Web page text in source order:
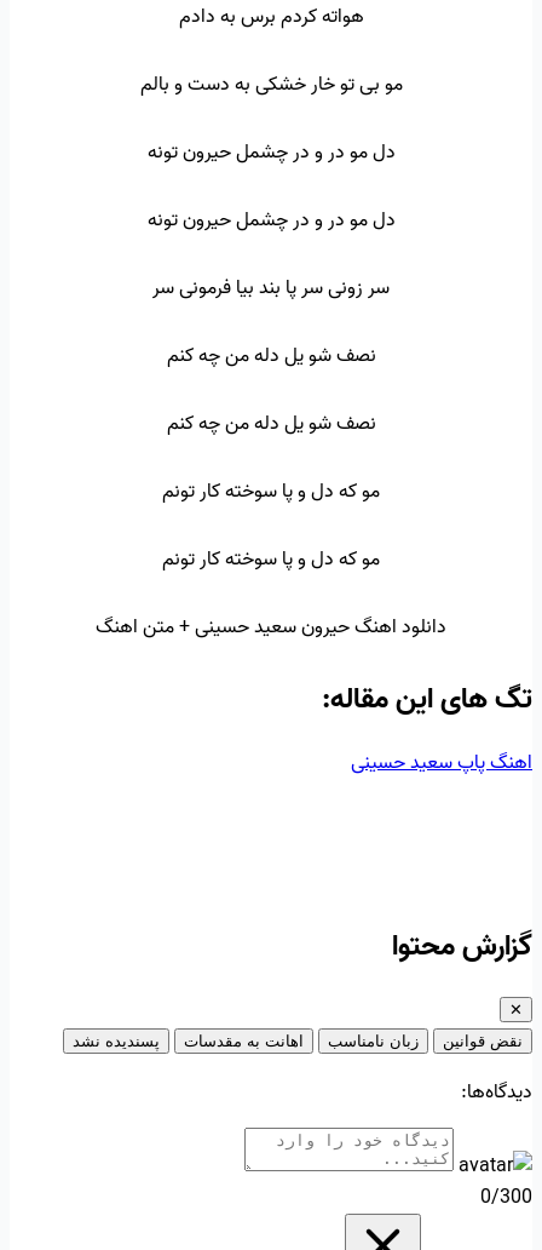
هواته کردم برس به دادم
مو بی تو خار خشکی به دست و بالم
دل مو در و در چشمل حیرون تونه
دل مو در و در چشمل حیرون تونه
سر زونی سر پا بند بیا فرمونی سر
نصف شو یل دله من چه کنم
نصف شو یل دله من چه کنم
مو که دل و پا سوخته کار تونم
مو که دل و پا سوخته کار تونم
دانلود اهنگ حیرون سعید حسینی + متن اهنگ
تگ‌ های این مقاله:
اهنگ پاپسعید حسینی
گزارش محتوا
✕
نقض قوانین
زبان نامناسب اهانت به مقدسات پسندیده نشد
دیدگاه‌ها:
0/300